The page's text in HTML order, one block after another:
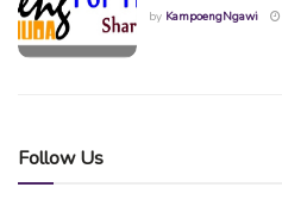
by KampoengNgawi
Follow Us